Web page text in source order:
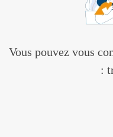
Vous pouvez vous
: